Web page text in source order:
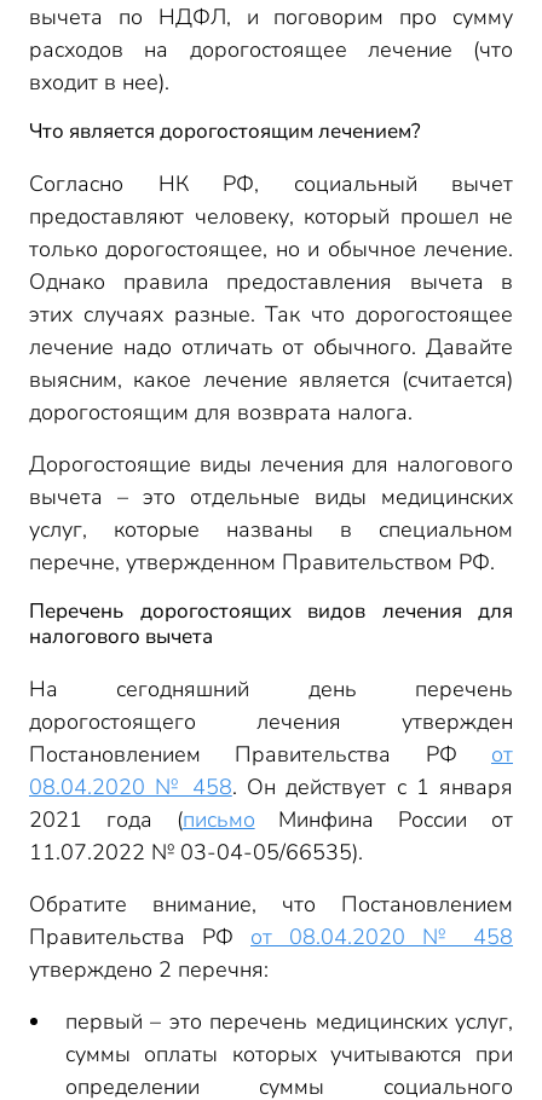
вычета по НДФЛ, и поговорим про сумму
расходов на дорогостоящее лечение (что
входит в нее).
Что является дорогостоящим лечением?
Согласно НК РФ, социальный вычет
предоставляют человеку, который прошел не
только дорогостоящее, но и обычное лечение.
Однако правила предоставления вычета в
этих случаях разные. Так что дорогостоящее
лечение надо отличать от обычного. Давайте
выясним, какое лечение является (считается)
дорогостоящим для возврата налога.
Дорогостоящие виды лечения для налогового
вычета – это отдельные виды медицинских
услуг, которые названы в специальном
перечне, утвержденном Правительством РФ.
Перечень дорогостоящих видов лечения для
налогового вычета
На сегодняшний день перечень
дорогостоящего лечения утвержден
Постановлением Правительства РФ от
08.04.2020 № 458. Он действует с 1 января
2021 года (письмо Минфина России от
11.07.2022 № 03-04-05/66535).
Обратите внимание, что Постановлением
Правительства РФ от 08.04.2020 № 458
утверждено 2 перечня:
первый – это перечень медицинских услуг,
суммы оплаты которых учитываются при
определении суммы социального